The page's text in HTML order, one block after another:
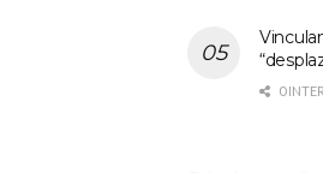
0